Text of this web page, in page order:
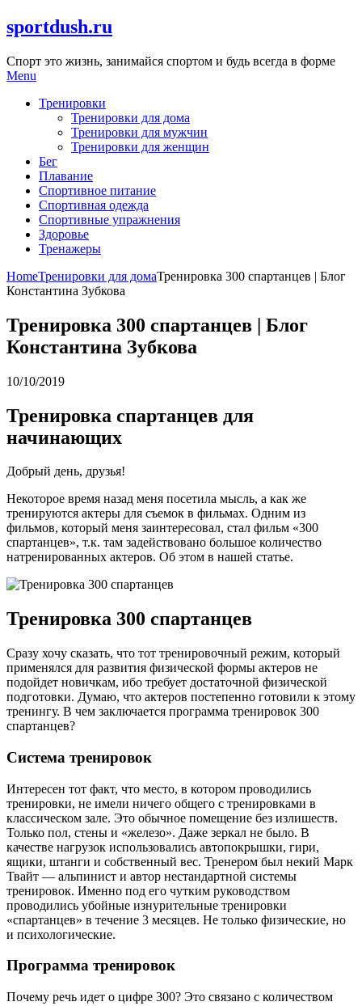
Skip
to
sportdush.ru
Спорт это жизнь, занимайся спортом и будь всегда в форме
Menu
Тренировки
Тренировки для дома
Тренировки для мужчин
Тренировки для женщин
Бег
Плавание
Спортивное питание
Спортивная одежда
Спортивные упражнения
Здоровье
Тренажеры
HomeТренировки для домаТренировка 300 спартанцев | Блог
Константина Зубкова
Тренировка 300 спартанцев | Блог
Константина Зубкова
10/10/2019
Тренировка спартанцев для
начинающих
Добрый день, друзья!
Некоторое время назад меня посетила мысль, а как же
тренируются актеры для съемок в фильмах. Одним из
фильмов, который меня заинтересовал, стал фильм «300
спартанцев», т.к. там задействовано большое количество
натренированных актеров. Об этом в нашей статье.
Тренировка 300 спартанцев
Сразу хочу сказать, что тот тренировочный режим, который
применялся для развития физической формы актеров не
подойдет новичкам, ибо требует достаточной физической
подготовки. Думаю, что актеров постепенно готовили к этому
тренингу. В чем заключается программа тренировок 300
спартанцев?
Система тренировок
Интересен тот факт, что место, в котором проводились
тренировки, не имели ничего общего с тренировками в
классическом зале. Это обычное помещение без излишеств.
Только пол, стены и «железо». Даже зеркал не было. В
качестве нагрузок использовались автопокрышки, гири,
ящики, штанги и собственный вес. Тренером был некий Марк
Твайт — альпинист и автор нестандартной системы
тренировок. Именно под его чутким руководством
проводились убойные изнурительные тренировки
«спартанцев» в течение 3 месяцев. Не только физические, но
и психологические.
Программа тренировок
Почему речь идет о цифре 300? Это связано с количеством